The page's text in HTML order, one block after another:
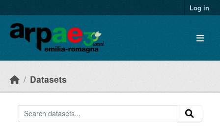
Log in
Datasets